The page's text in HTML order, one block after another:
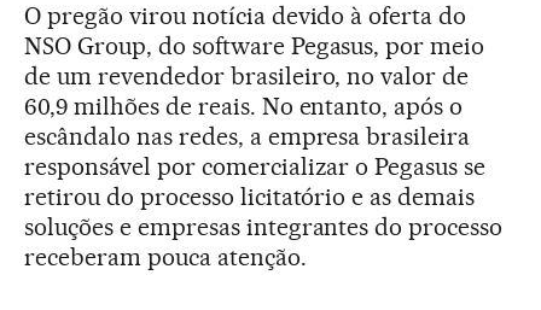
O pregão virou notícia devido à oferta do
NSO Group, do software Pegasus, por meio
de um revendedor brasileiro, no valor de
60,9 milhões de reais. No entanto, após o
escândalo nas redes, a empresa brasileira
responsável por comercializar o Pegasus se
retirou do processo licitatório e as demais
soluções e empresas integrantes do processo
receberam pouca atenção.